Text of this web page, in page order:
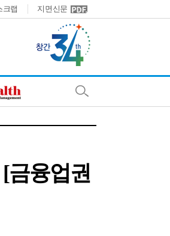
크랩 지면신문
금융업권